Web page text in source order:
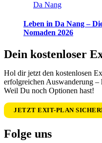
Da Nang
Leben in Da Nang –
Nomaden 2026
Dein kostenloser
Hol dir jetzt den kostenlosen
erfolgreichen Auswanderung
Weil Du noch Optionen hast!
JETZT EXIT-PLAN
Folge uns